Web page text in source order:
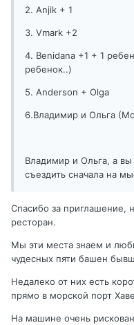
2. Anjik + 1
3. Vmark +2
4. Benidana +1 + 1
ребенок..)
5. Anderson + Olga
6.Владимир и Ольга
Владимир и Ольга, а вы
съездить сначала на
Спасибо за приглашение,
ресторан.
Мы эти места знаем и
чудесных пяти башен
Недалеко от них есть
прямо в морской порт
На машине очень